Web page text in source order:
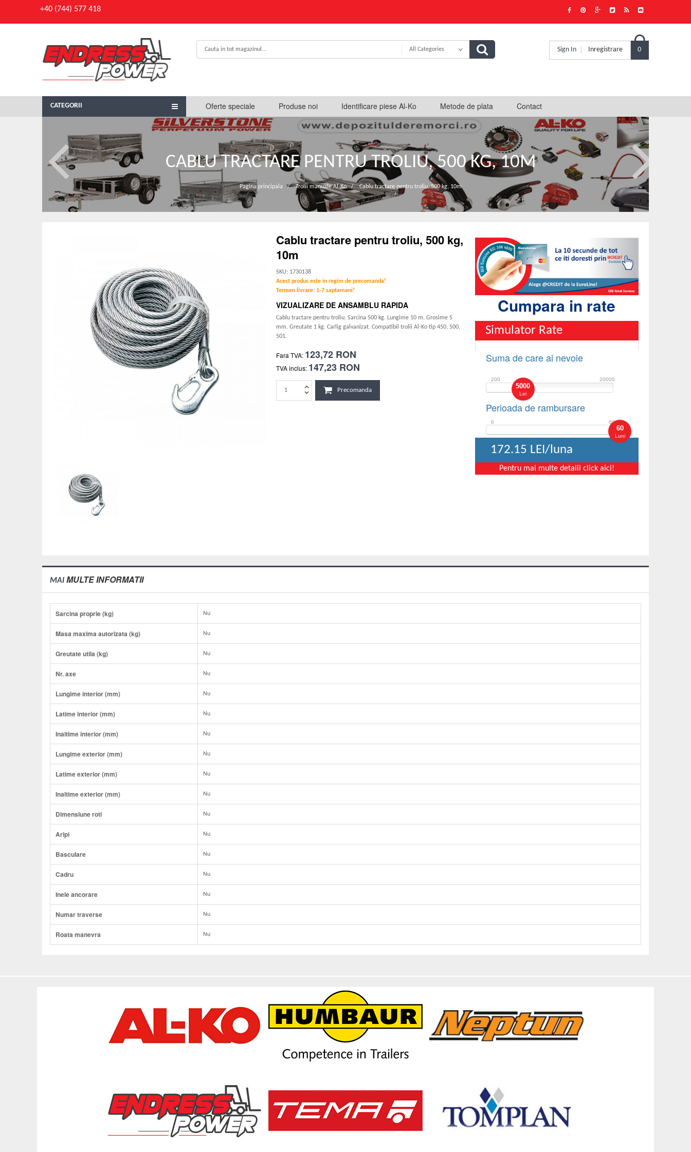
+40 (744) 577 418
All Categories

0
Sign In Inregistrare
Oferte speciale Produse noi Identificare piese Al-Ko Metode de plata Contact
CATEGORII
CABLU TRACTARE PENTRU TROLIU, 500 KG, 10M
Pagina principala / Trolii manuale Al-Ko / Cablu tractare pentru troliu, 500 kg, 10m
Cablu tractare pentru troliu, 500 kg,
10m
SKU: 1730138
Acest produs este in regim de precomanda!
Termen livrare: 1-7 saptamani!
VIZUALIZARE DE ANSAMBLU RAPIDA
Cablu tractare pentru troliu. Sarcina 500 kg. Lungime 10 m. Grosime 5
mm. Greutate 1 kg. Carlig galvanizat. Compatibil trolii Al-Ko tip 450, 500,
501.
Fara TVA: 123,72 RON
TVA inclus: 147,23 RON
Precomanda
Cumpara in rate
Simulator Rate
Suma de care ai nevoie
5000
Lei
200 20000
Perioada de rambursare
60
Luni
6 60
172.15 LEI/luna
Pentru mai multe detalii click aici!
MAI MULTE INFORMATII
Sarcina proprie (kg) Nu
Masa maxima autorizata (kg) Nu
Greutate utila (kg) Nu
Nr. axe Nu
Lungime interior (mm) Nu
Latime interior (mm) Nu
Inaltime interior (mm) Nu
Lungime exterior (mm) Nu
Latime exterior (mm) Nu
Inaltime exterior (mm) Nu
Dimensiune roti Nu
Aripi Nu
Basculare Nu
Cadru Nu
Inele ancorare Nu
Numar traverse Nu
Roata manevra Nu